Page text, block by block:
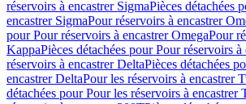
réservoirs à encastrer SigmaPièces détachées
encastrer SigmaPour réservoirs à encastrer
pour Pour réservoirs à encastrer OmegaPour
KappaPièces détachées pour Pour réservoirs
réservoirs à encastrer DeltaPièces détachées
encastrer DeltaPour les réservoirs à encastrer
détachées pour Pour les réservoirs à encastrer